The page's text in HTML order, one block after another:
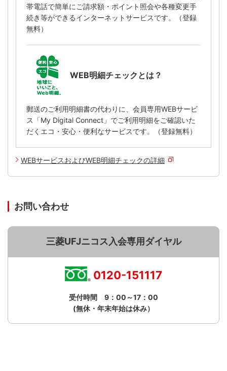
帯電話で簡単にご請求額・ポイント照会や各種変更手
続き等ができるインターネットサービスです。（登録
無料）
WEB明細チェックとは？
郵送のご利用明細書の代わりに、会員専用WEBサービ
ス「My Digital Connect」でご利用明細をご確認いた
だくエコ・安心・便利なサービスです。（登録無料）
WEBサービスおよびWEB明細チェックの詳細
お問い合わせ
三菱UFJニコス入会専用ダイヤル
0120-151117
受付時間 9：00～17：00
(無休・年末年始は休み）